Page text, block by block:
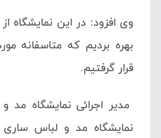
بهره بردیم که متاسفانه
قرار گرفتیم.
مدیر اجرائی نمایشگاه مد
نمایشگاه مد و لباس